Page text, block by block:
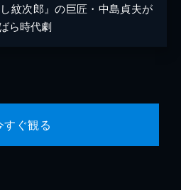
紋次郎』の巨匠・中島貞夫が
ら時代劇
すぐ観る